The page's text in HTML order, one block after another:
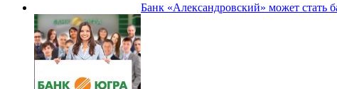
Банк «Александровский» может стать